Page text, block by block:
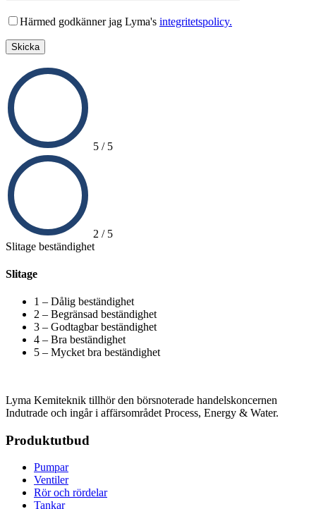
Lämna detta fält tomt.
Härmed godkänner jag Lyma's integritetspolicy.
5 / 5
2 / 5
Slitage beständighet
Slitage
1 – Dålig beständighet
2 – Begränsad beständighet
3 – Godtagbar beständighet
4 – Bra beständighet
5 – Mycket bra beständighet
Lyma Kemiteknik tillhör den börsnoterade handelskoncernen
Indutrade och ingår i affärsområdet Process, Energy & Water.
Produktutbud
Pumpar
Ventiler
Rör och rördelar
Tankar